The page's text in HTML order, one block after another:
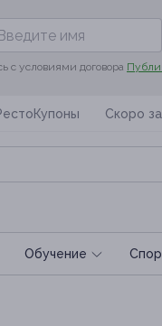
с условиями договора
Скоро
Обучение